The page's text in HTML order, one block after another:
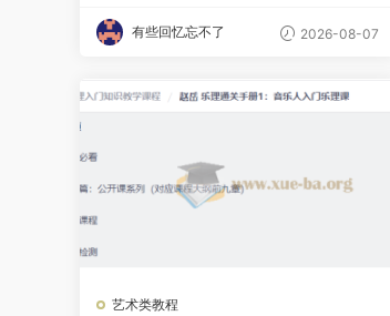
有些回忆忘不了 2026-08-07
艺术类教程